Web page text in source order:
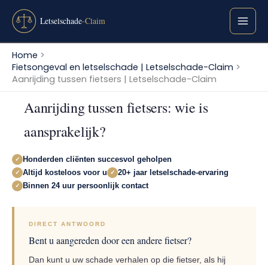
naar
inhoudHome
Fietsongeval en letselschade | Letselschade-Claim
Aanrijding tussen fietsers | Letselschade-Claim
Aanrijding tussen fietsers: wie is
aansprakelijk?
✓ Honderden cliënten succesvol geholpen
✓ Altijd kosteloos voor u ✓ 20+ jaar letselschade-ervaring
✓ Binnen 24 uur persoonlijk contact
DIRECT ANTWOORD
Bent u aangereden door een andere fietser?
Dan kunt u uw schade verhalen op die fietser, als hij